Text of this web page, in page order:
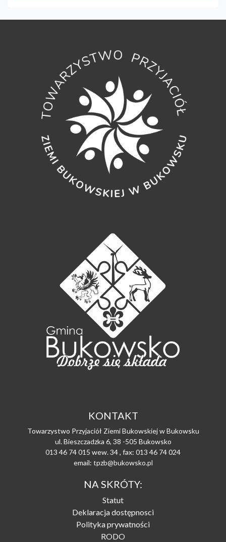
KONTAKT
Towarzystwo Przyjaciół Ziemi Bukowskiej w Bukowsku
ul. Bieszczadzka 6, 38 -505 Bukowsko
013 46 74 015 wew. 34 , fax: 013 46 74 024
email: tpzb@bukowsko.pl
NA SKRÓTY:
Statut
Deklaracja dostępnosci
Polityka prywatności
RODO